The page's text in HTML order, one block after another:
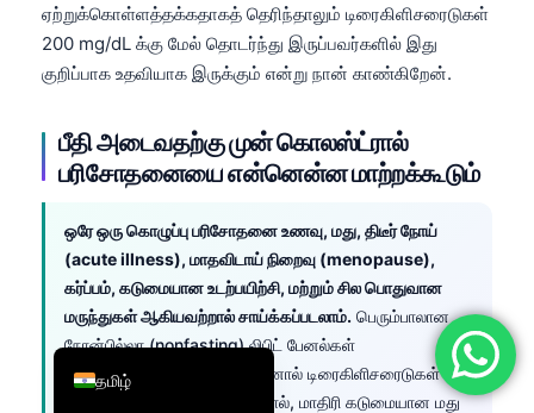
ஏற்றுக்கொள்ளத்தக்கதாகத் தெரிந்தாலும் டிரைகிளிசரைடுகள்
200 mg/dL க்கு மேல் தொடர்ந்து இருப்பவர்களில் இது
குறிப்பாக உதவியாக இருக்கும் என்று நான் காண்கிறேன்.
பீதி அடைவதற்கு முன் கொலஸ்ட்ரால்
பரிசோதனையை என்னென்ன மாற்றக்கூடும்
ஒரே ஒரு கொழுப்பு பரிசோதனை உணவு, மது, திடீர் நோய்
(acute illness), மாதவிடாய் நிறைவு (menopause),
கர்ப்பம், கடுமையான உடற்பயிற்சி, மற்றும் சில பொதுவான
மருந்துகள் ஆகியவற்றால் சாய்க்கப்படலாம். பெரும்பாலான
நோன்பில்லா (nonfasting) லிபிட் பேனல்கள்
ஏற்றுக்கொள்ளத்தக்கவை; ஆனால் டிரைகிளிசரைடுகள்
200 mg/dL க்கு மேல் இருந்தால், மாதிரி கடுமையான மது
தமிழ்
English
Deutsch
العربية
Français
עִבְרִית
Italiano
Português
Ελληνικά